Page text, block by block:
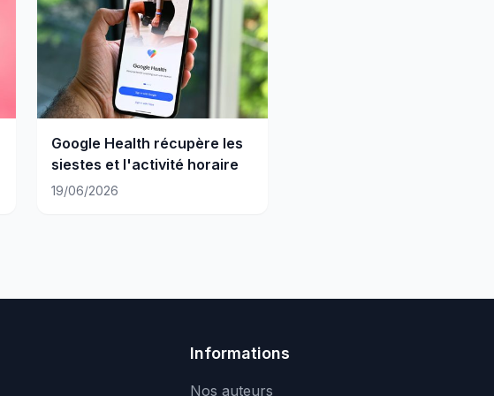
Google Health récupère les
siestes et l'activité horaire
19/06/2026
Informations
Nos auteurs